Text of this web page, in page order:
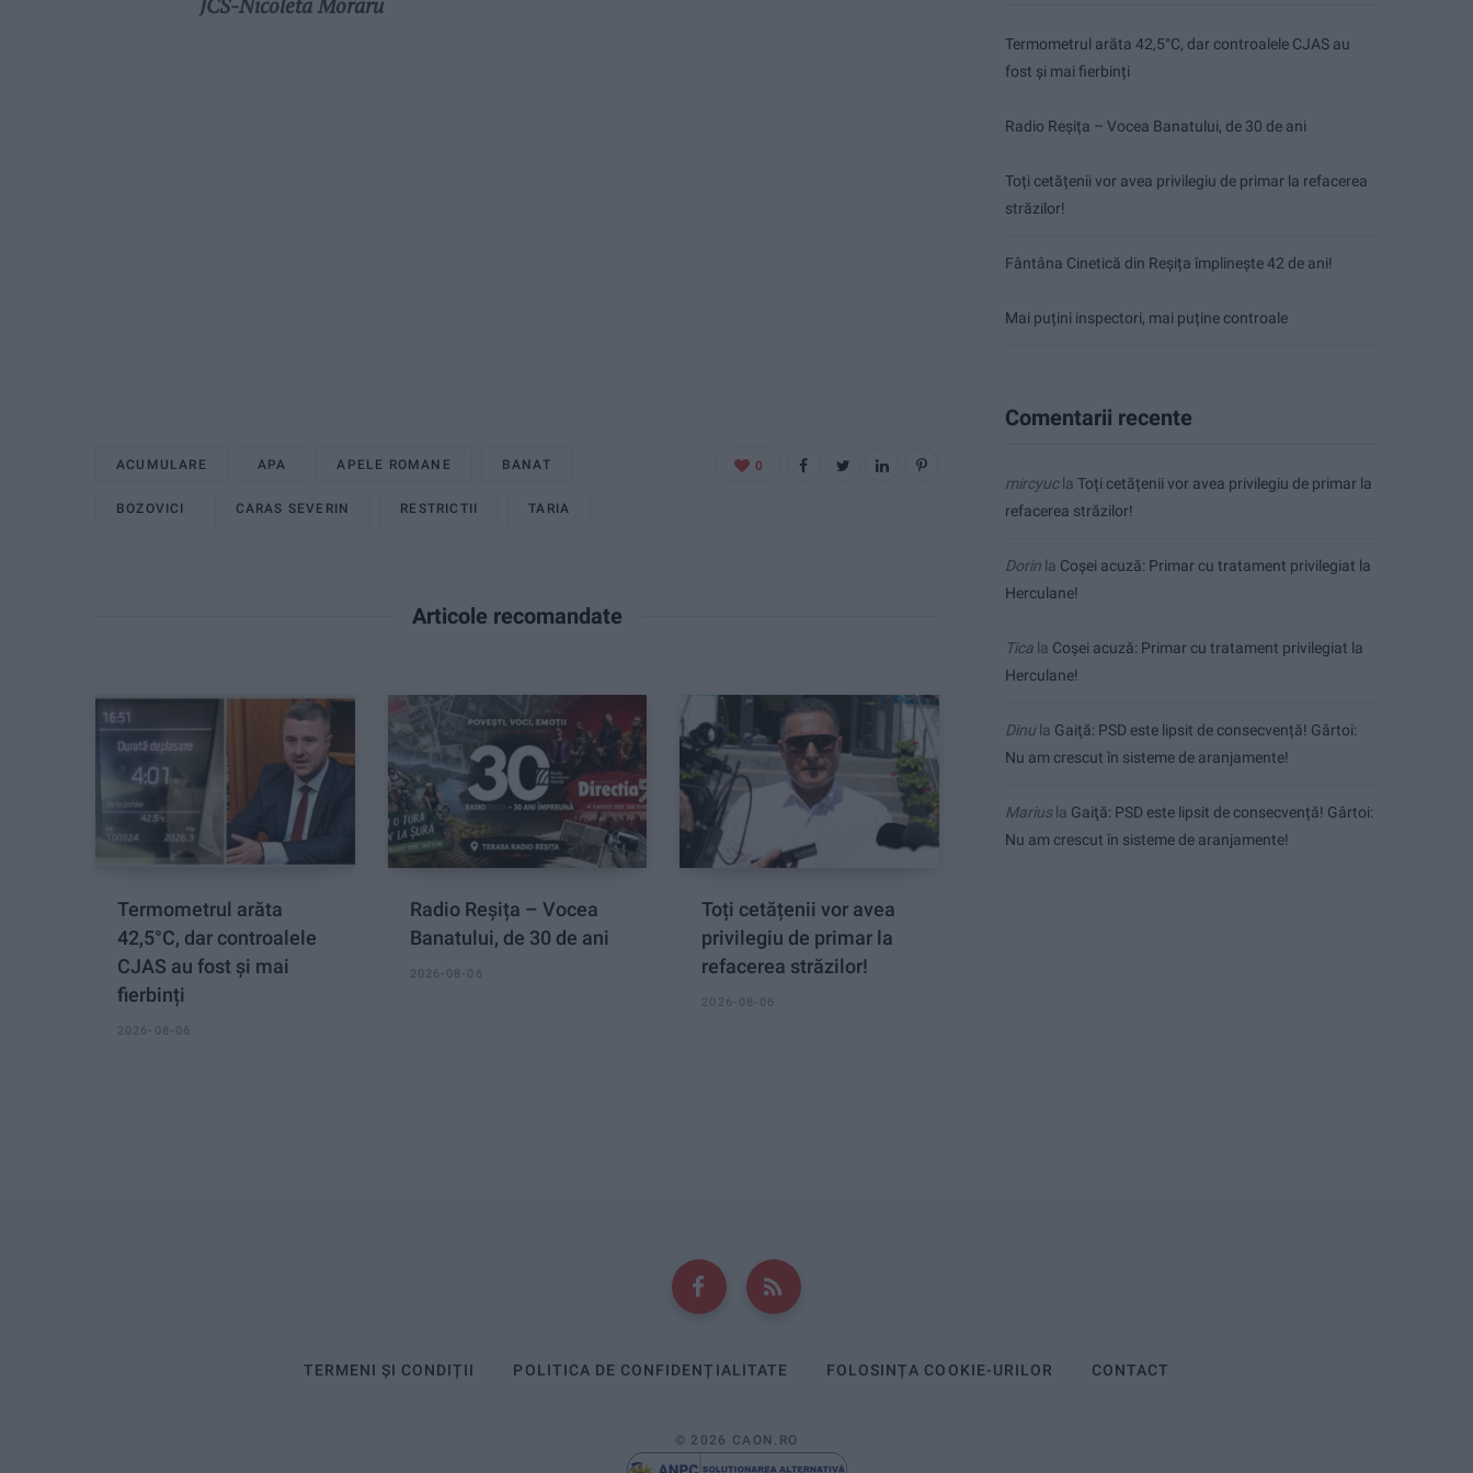
ACUMULARE APA APELE ROMANE BANAT
BOZOVICI CARAS SEVERIN RESTRICTII TARIA
0
Articole recomandate
Termometrul arăta
42,5°C, dar controalele
CJAS au fost și mai
fierbinți
2026-08-06
Radio Reșița – Vocea
Banatului, de 30 de ani
2026-08-06
Toți cetățenii vor avea
privilegiu de primar la
refacerea străzilor!
2026-08-06
Termometrul arăta 42,5°C, dar controalele CJAS au
fost și mai fierbinți
Radio Reșița – Vocea Banatului, de 30 de ani
Toți cetățenii vor avea privilegiu de primar la refacerea
străzilor!
Fântâna Cinetică din Reșița împlinește 42 de ani!
Mai puțini inspectori, mai puține controale
Comentarii recente
mircyucla Toți cetățenii vor avea privilegiu de primar la
refacerea străzilor!
Dorin la Coșei acuză: Primar cu tratament privilegiat la
Herculane!
Tica la Coșei acuză: Primar cu tratament privilegiat la
Herculane!
Dinu la Gaiţă: PSD este lipsit de consecvență! Gârtoi:
Nu am crescut în sisteme de aranjamente!
Mariusla Gaiţă: PSD este lipsit de consecvență! Gârtoi:
Nu am crescut în sisteme de aranjamente!
TERMENI ȘI CONDIȚII POLITICA DE CONFIDENȚIALITATE FOLOSINȚA COOKIE-URILOR CONTACT
© 2026 CAON.RO